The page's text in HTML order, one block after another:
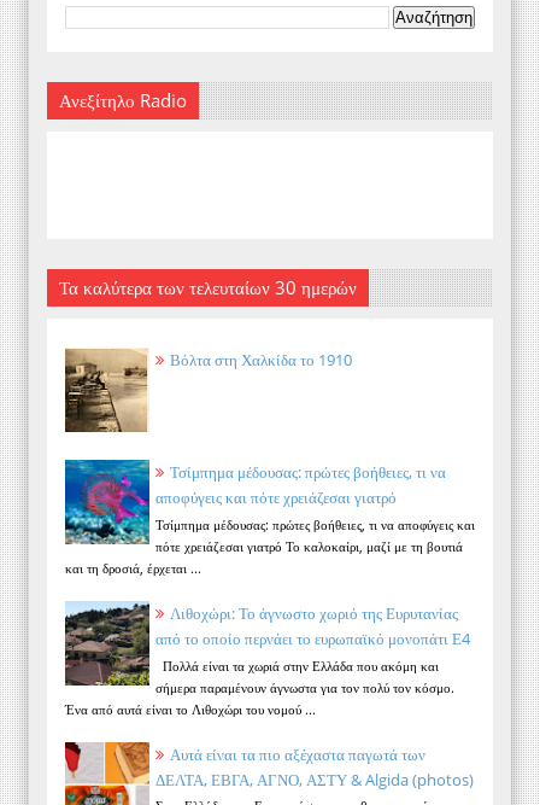
Ανεξίτηλο Radio
Τα καλύτερα των τελευταίων 30 ημερών
Βόλτα στη Χαλκίδα το 1910
Τσίμπημα μέδουσας: πρώτες βοήθειες, τι να
αποφύγεις και πότε χρειάζεσαι γιατρό
Τσίμπημα μέδουσας: πρώτες βοήθειες, τι να αποφύγεις και
πότε χρειάζεσαι γιατρό Το καλοκαίρι, μαζί με τη βουτιά
και τη δροσιά, έρχεται ...
Λιθοχώρι: Το άγνωστο χωριό της Ευρυτανίας
από το οποίο περνάει το ευρωπαϊκό μονοπάτι Ε4
Πολλά είναι τα χωριά στην Ελλάδα που ακόμη και
σήμερα παραμένουν άγνωστα για τον πολύ τον κόσμο.
Ένα από αυτά είναι το Λιθοχώρι του νομού ...
Αυτά είναι τα πιο αξέχαστα παγωτά των
ΔΕΛΤΑ, ΕΒΓΑ, ΑΓΝΟ, ΑΣΤΥ & Algida (photos)